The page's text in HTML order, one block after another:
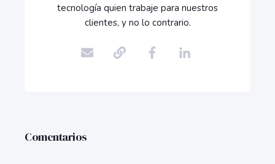
tecnología quien trabaje para nuestros
clientes, y no lo contrario.
Comentarios